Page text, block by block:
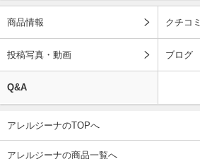
商品情報 クチコミ
投稿写真・動画 ブログ
Q&A
アレルジーナのTOPへ
アレルジーナの商品一覧へ